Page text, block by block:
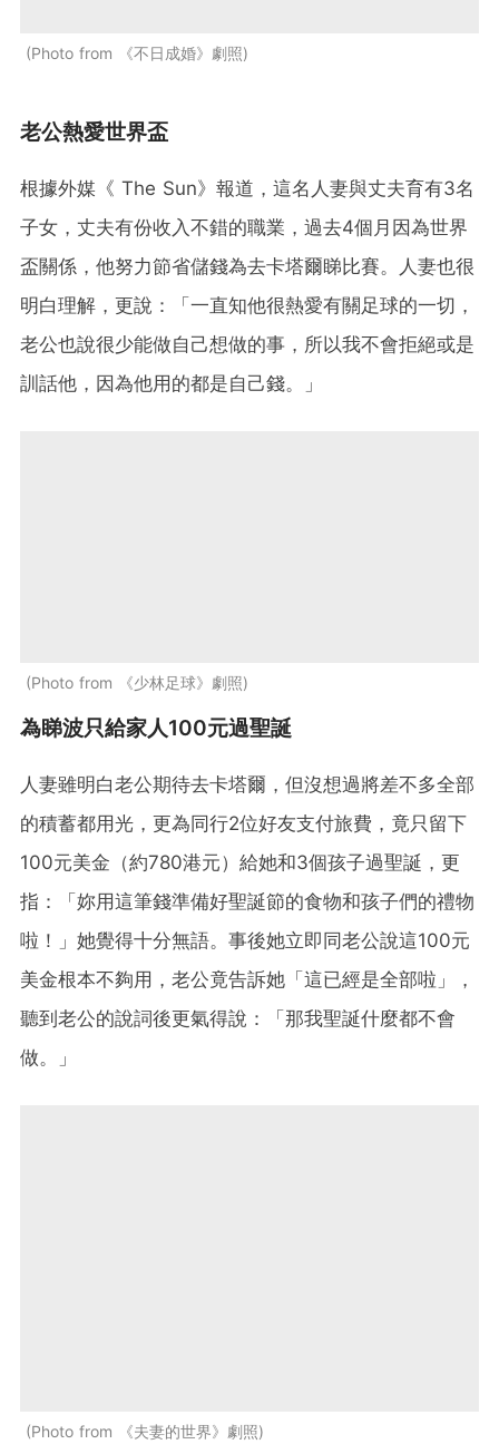
Photo from 《不日成婚》劇照
老公熱愛世界盃
根據外媒《 The Sun》報道，這名人妻與丈夫育有3名
子女，丈夫有份收入不錯的職業，過去4個月因為世界
盃關係，他努力節省儲錢為去卡塔爾睇比賽。人妻也很
明白理解，更說：「一直知他很熱愛有關足球的一切，
老公也說很少能做自己想做的事，所以我不會拒絕或是
訓話他，因為他用的都是自己錢。」
Photo from 《少林足球》劇照
為睇波只給家人100元過聖誕
人妻雖明白老公期待去卡塔爾，但沒想過將差不多全部
的積蓄都用光，更為同行2位好友支付旅費，竟只留下
100元美金（約780港元）給她和3個孩子過聖誕，更
指：「妳用這筆錢準備好聖誕節的食物和孩子們的禮物
啦！」她覺得十分無語。事後她立即同老公說這100元
美金根本不夠用，老公竟告訴她「這已經是全部啦」，
聽到老公的說詞後更氣得說：「那我聖誕什麼都不會
做。」
Photo from 《夫妻的世界》劇照